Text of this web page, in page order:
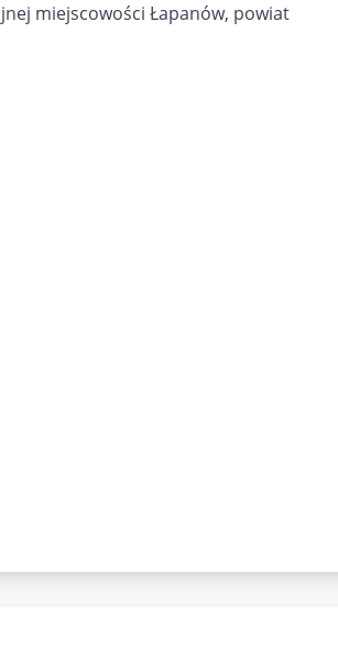
miejscowości Łapanów, powiat